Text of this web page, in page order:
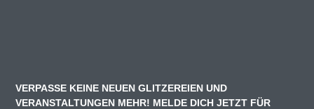
VERPASSE KEINE NEUEN GLITZEREIEN UND
VERANSTALTUNGEN MEHR! MELDE DICH JETZT FÜR